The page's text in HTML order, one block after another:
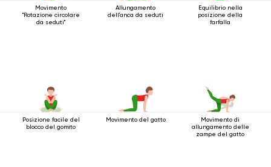
Movimento
"Rotazione circolare
da seduti"
Allungamento
dell'anca da seduti
Equilibrio nella
posizione della
farfalla
Posizione facile del
blocco del gomito
Movimento del gatto
Movimento di
allungamento delle
zampe del gatto